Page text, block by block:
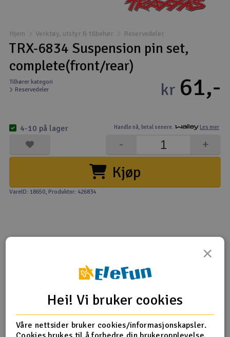
Droner
Droner for FPV
Fly
Helikopter
Kamerautstyr
Modellbygging, LEGO & byggesett
Modelljernbane
Radioutstyr
Raketter
Smarthjem, lek & hobby
Hjem Verktøy, utstyr & tilbehør Reservedeler
TRX-6834 Suspension pin set,
complete(front/rear)
Tilhører kategori
Reservedeler
Handle nå, betal senere. Les mer
kr 61,-
Kjøp
+
-
4-10 på lager
VareID: 18650, Produktnr: 426834
Produktinformasjon
Suspension pin set, complete (front and rear)
×
Hei! Vi bruker cookies
Våre nettsider bruker cookies/informasjonskapsler.